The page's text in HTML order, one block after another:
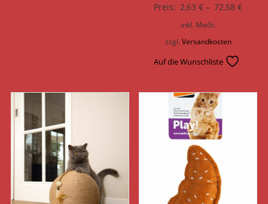
Preis: 2,63€ – 72,58€
inkl. MwSt.
zzgl. Versandkosten
Auf die Wunschliste